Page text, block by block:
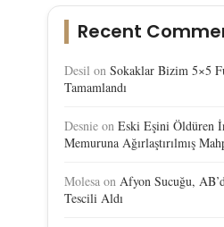
Recent
Desil on Sokaklar Bizim 5×5
Tamamlandı
Desnie on Eski Eşini Öldüren
Memuruna Ağırlaştırılmış
Molesa on Afyon Sucuğu,
Tescili Aldı